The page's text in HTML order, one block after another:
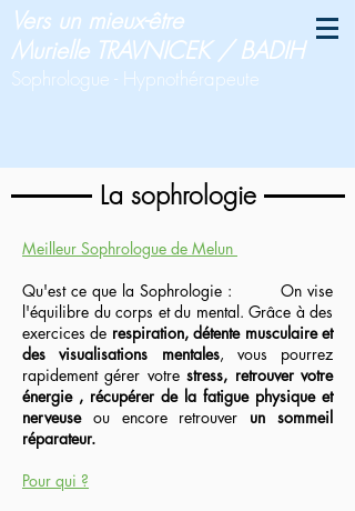
Vers un mieux-être
Murielle TRAVNICEK / BADIH
Sophrologue - Hypnothérapeute
La sophrologie
Meilleur Sophrologue de Melun
Qu'est ce que la Sophrologie : On vise
l'équilibre du corps et du mental. Grâce à des
exercices de respiration, détente musculaire et
des visualisations mentales, vous pourrez
rapidement gérer votrestress, retrouver votre
énergie , récupérer de la fatigue physique et
nerveuseou encore retrouver un sommeil
réparateur.
Pour qui ?